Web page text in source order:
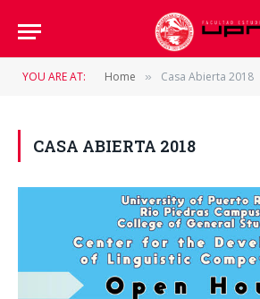
YOU ARE AT: Home » Casa Abierta 2018
CASA ABIERTA 2018